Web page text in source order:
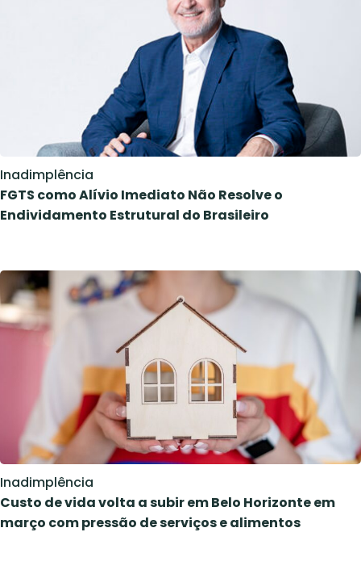
Inadimplência
FGTS como Alívio Imediato Não Resolve o
Endividamento Estrutural do Brasileiro
Inadimplência
Custo de vida volta a subir em Belo Horizonte em
março com pressão de serviços e alimentos